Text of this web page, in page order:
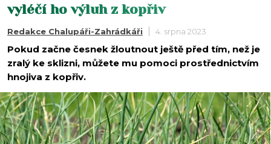
vyléčí ho výluh z kopřiv
Redakce Chalupáři-Zahrádkáři 4. srpna 2023
Pokud začne česnek žloutnout ještě před tím, než je
zralý ke sklizni, můžete mu pomoci prostřednictvím
hnojiva z kopřiv.